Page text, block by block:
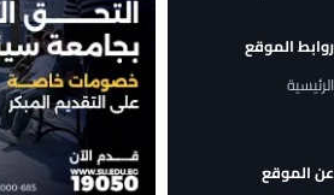
روابط الموقع
الرئيسية
عن الموقع